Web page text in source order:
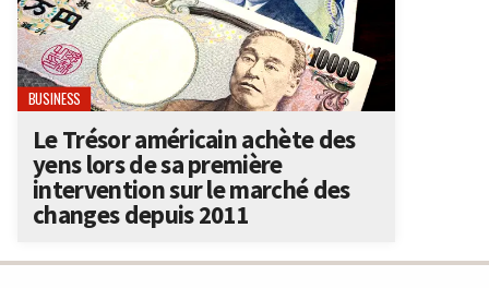
BUSINESS
Le Trésor américain achète des
yens lors de sa première
intervention sur le marché des
changes depuis 2011